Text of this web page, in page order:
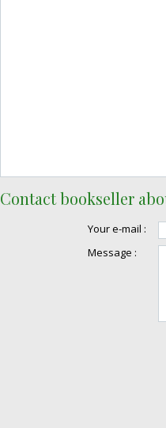
Contact bookseller
Your e-mail :
Message :